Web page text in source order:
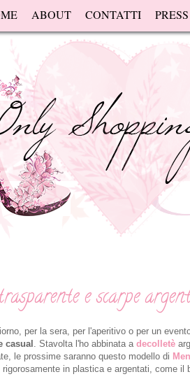
ABOUT CONTATTI PRESS
e scarpe
per la sera, per l'aperitivo o per un
casual . Stavolta l'ho abbinata a decolletè
le prossime saranno questo modello di
rigorosamente in plastica e argentati, come il